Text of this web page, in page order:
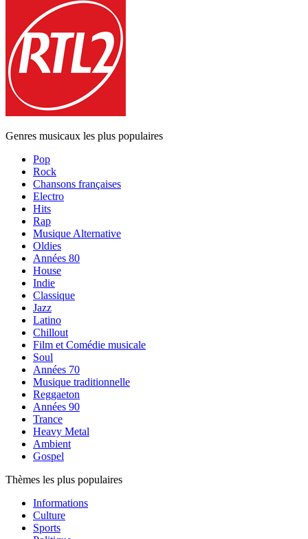
Genres musicaux les plus populaires
Pop
Rock
Chansons françaises
Electro
Hits
Rap
Musique Alternative
Oldies
Années 80
House
Indie
Classique
Jazz
Latino
Chillout
Film et Comédie musicale
Soul
Années 70
Musique traditionnelle
Reggaeton
Années 90
Trance
Heavy Metal
Ambient
Gospel
Thèmes les plus populaires
Informations
Culture
Sports